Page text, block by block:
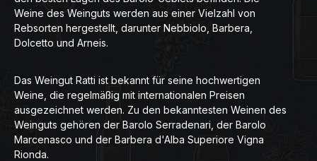
Weine des Weinguts werden aus einer Vielzahl von
Rebsorten hergestellt, darunter Nebbiolo, Barbera,
Dolcetto und Arneis.
Das Weingut Ratti ist bekannt für seine hochwertigen
Weine, die regelmäßig mit internationalen Preisen
ausgezeichnet werden. Zu den bekanntesten Weinen des
Weinguts gehören der Barolo Serradenari, der Barolo
Marcenasco und der Barbera d'Alba Superiore Vigna
Rionda.